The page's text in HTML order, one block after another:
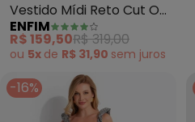
Vestido Mídi Reto Cut Out
(Preto)
ENFIM
R$ 159,50R$ 319,00
ou 5x de R$ 31,90 sem juros
-16%